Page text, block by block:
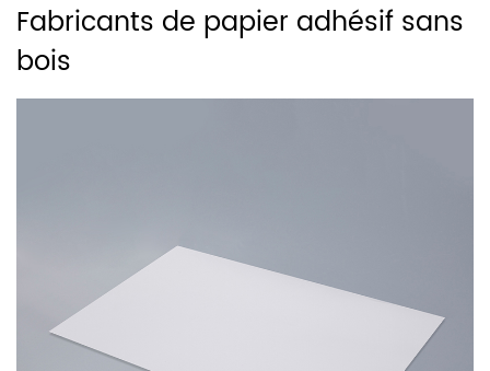
Fabricants de papier adhésif sans
bois